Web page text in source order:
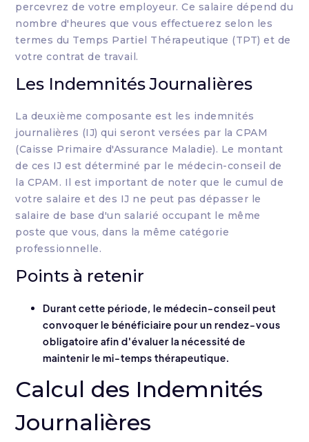
percevrez de votre employeur. Ce salaire dépend du
nombre d'heures que vous effectuerez selon les
termes du Temps Partiel Thérapeutique (TPT) et de
votre contrat de travail.
Les Indemnités Journalières
La deuxième composante est les indemnités
journalières (IJ) qui seront versées par la CPAM
(Caisse Primaire d'Assurance Maladie). Le montant
de ces IJ est déterminé par le médecin-conseil de
la CPAM. Il est important de noter que le cumul de
votre salaire et des IJ ne peut pas dépasser le
salaire de base d'un salarié occupant le même
poste que vous, dans la même catégorie
professionnelle.
Points à retenir
Durant cette période, le médecin-conseil peut
convoquer le bénéficiaire pour un rendez-vous
obligatoire afin d'évaluer la nécessité de
maintenir le mi-temps thérapeutique.
Calcul des Indemnités
Journalières